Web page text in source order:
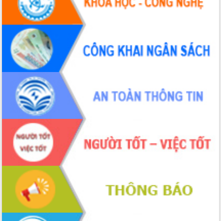
Hội thảo khoa học “Giải pháp thúc đẩy
phát triển nền kinh tế xanh tại tỉnh
Đắk Lắk”
Tăng cường giám sát, đôn đốc thực
hiện nhiệm vụ quản lý tài sản công
hàng tuần
Tháo gỡ những vướng mắc, đẩy mạnh
công tác cải cách thủ tục hành chính
tại Trung tâm Phục vụ hành chính
công tỉnh
Đắk Lắk: Tôn vinh 46 giải pháp tại Hội
thi Sáng tạo Kỹ thuật 2024 - 2025
Đắk Lắk rà soát, điều chỉnh Đề án 190
về phát triển nuôi trồng thủy sản
Phó Chủ tịch UBND tỉnh Đắk Lắk
Trương Công Thái kiểm tra thực địa
Dự án cao tốc Khánh Hòa - Buôn Ma
Thuột
Định vị cà phê Việt Nam như một “di
sản sống” trong dòng chảy toàn cầu